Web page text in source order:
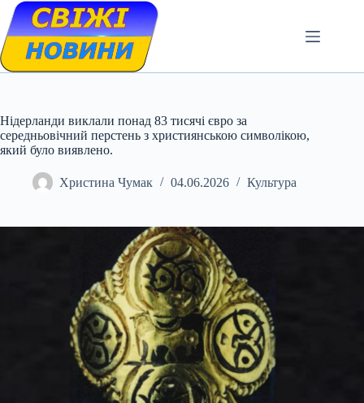
Skip
content
Нідерланди виклали понад 83 тисячі євро за
середньовічний перстень з християнською символікою,
який було виявлено.
Христина Чумак 04.06.2026 Культура